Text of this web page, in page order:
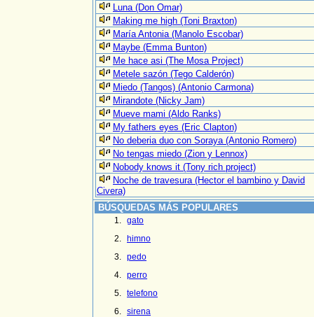
Luna (Don Omar)
Making me high (Toni Braxton)
María Antonia (Manolo Escobar)
Maybe (Emma Bunton)
Me hace asi (The Mosa Project)
Metele sazón (Tego Calderón)
Miedo (Tangos) (Antonio Carmona)
Mirandote (Nicky Jam)
Mueve mami (Aldo Ranks)
My fathers eyes (Eric Clapton)
No deberia duo con Soraya (Antonio Romero)
No tengas miedo (Zion y Lennox)
Nobody knows it (Tony rich project)
Noche de travesura (Hector el bambino y David
Civera)
BÚSQUEDAS MÁS POPULARES
gato
himno
pedo
perro
telefono
sirena